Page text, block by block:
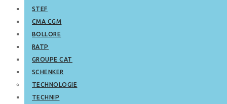
STEF
CMA CGM
BOLLORE
RATP
GROUPE CAT
SCHENKER
TECHNOLOGIE
TECHNIP